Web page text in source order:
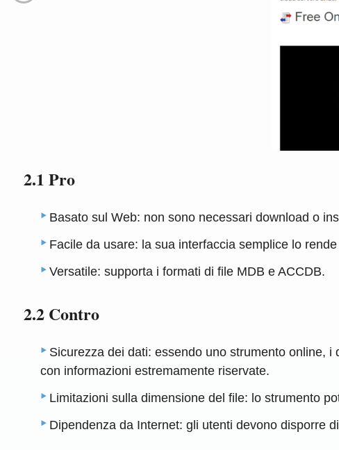
2.1 Pro
Basato sul Web: non sono necessari download o
Facile da usare: la sua interfaccia semplice lo
Versatile: supporta i formati di file MDB e ACCDB.
2.2 Contro
Sicurezza dei dati: essendo uno strumento online,
con informazioni estremamente riservate.
Limitazioni sulla dimensione del file: lo strumento
Dipendenza da Internet: gli utenti devono disporre